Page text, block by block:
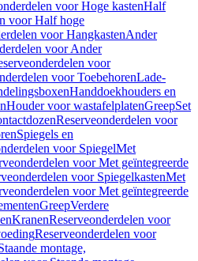
voor Hoge kastenHalf
voor Half hoge
voor HangkastenAnder
voor Ander
voor
voor ToebehorenLade-
Handdoekhouders en
Houder voor wastafelplatenGreepSet
Reserveonderdelen voor
Spiegels en
voor SpiegelMet
voor Met geïntegreerde
voor SpiegelkastenMet
voor Met geïntegreerde
GreepVerdere
KranenReserveonderdelen voor
Reserveonderdelen voor
montage,